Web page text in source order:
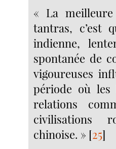
« La
tantras, c’est
indienne,
spontanée de
vigoureuses
période où les
relations
civilisations
chinoise. » [25]